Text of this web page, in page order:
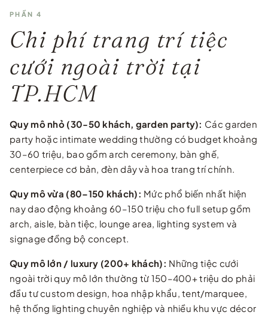
PHẦN 4
Chi phí trang trí tiệc
cưới ngoài trời tại
TP.HCM
Quy mô nhỏ (30-50 khách, garden party): Các garden
party hoặc intimate wedding thường có budget khoảng
30–60 triệu, bao gồm arch ceremony, bàn ghế,
centerpiece cơ bản, đèn dây và hoa trang trí chính.
Quy mô vừa (80–150 khách): Mức phổ biến nhất hiện
nay dao động khoảng 60–150 triệu cho full setup gồm
arch, aisle, bàn tiệc, lounge area, lighting system và
signage đồng bộ concept.
Quy mô lớn / luxury (200+ khách): Những tiệc cưới
ngoài trời quy mô lớn thường từ 150–400+ triệu do phải
đầu tư custom design, hoa nhập khẩu, tent/marquee,
hệ thống lighting chuyên nghiệp và nhiều khu vực décor